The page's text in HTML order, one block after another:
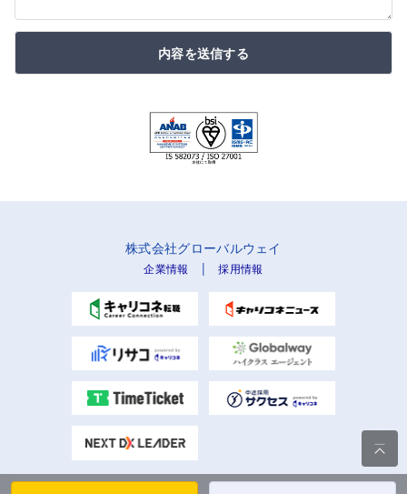
内容を送信する
株式会社グローバルウェイ
企業情報 |採用情報
